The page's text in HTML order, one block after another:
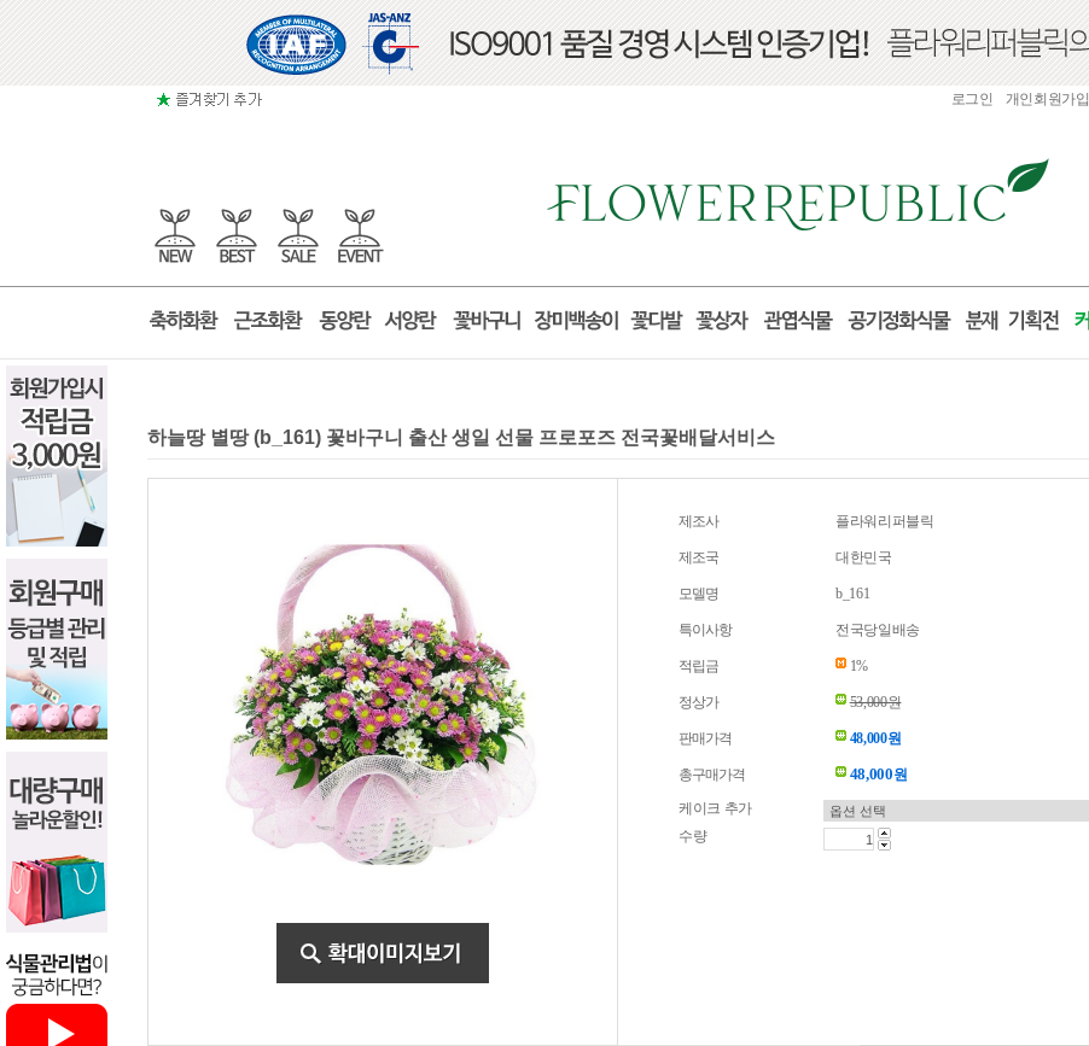
로그인 개인회원가입
하늘땅 별땅 (b_161) 꽃바구니 출산 생일 선물 프로포즈 전국꽃배달서비스
제조사 플라워리퍼블릭
제조국 대한민국
모델명 b_161
특이사항 전국당일배송
적립금 1%
정상가 53,000원
판매가격 48,000원
총구매가격 48,000원
케이크 추가
수량